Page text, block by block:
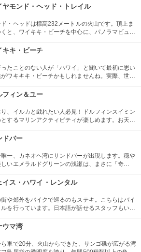
本語スタッフもいますし、送迎やランチもついてい
ヤモンド・ヘッド・トレイル
・ヘッドは標高232メートルの火山です。頂上ま
と、ワイキキ・ビーチを中心に、パノラマビュー
で、スニーカーの準備を。
キキ・ビーチ
たことのない人が「ハワイ」と聞いて最初に思い
ワキキキ・ビーチかもしれませんね。実際、世界
が広がるビーチを散策し、「ハワイに来た！」を実
ですね。
フィン＆ユー
、イルカと戯れたい人必見！ドルフィンスイミン
するマリンアクティビティが楽しめます。お天気
ーベキューやフラ、ウクレレ演奏など、嬉しいおも
ドバー
一、カネオヘ湾にサンドバーが出現します。穏や
いエメラルドグリーンの浅瀬は、まさに「奇
ているので、ぜひ利用してみて。
イス・ハワイ・レンタル
や郊外をバイクで巡るのもステキ。こちらはバイ
を行っています。日本語が話せるスタッフもいる
でも有名ですよ。
ウマ湾
車で20分、火山からできた、サンゴ礁が広がる湾